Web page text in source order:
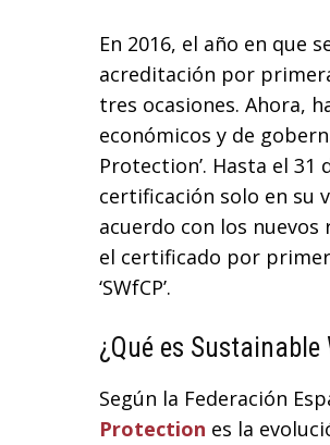
En 2016, el año en que
acreditación por
tres ocasiones. Ahora,
económicos y de
Protection’. Hasta el
certificación solo en su
acuerdo con los
el certificado por
‘SWfCP’.
¿Qué es
Según la Federación
Protection es la